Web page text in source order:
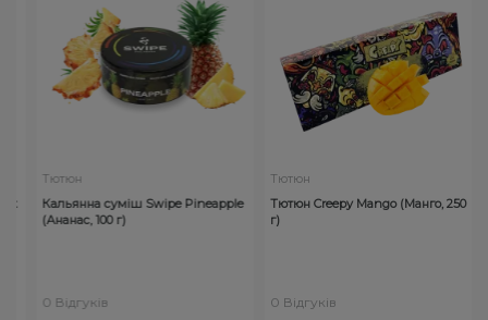
Тютюн
Кальянна суміш Swipe Pineapple
(Ананас, 100 г)
0 Відгуків
Тютюн
Тютюн Creepy Mango (Манго, 250
г)
0 Відгуків